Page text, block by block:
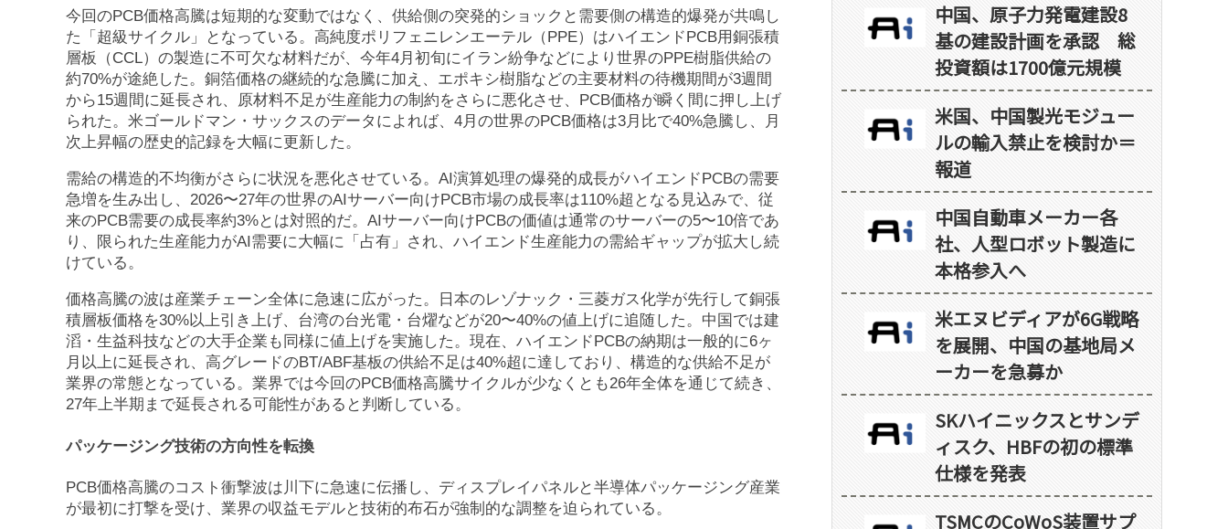
今回のPCB価格高騰は短期的な変動ではなく、供給側の突発的ショックと需要側の構造的爆発が共鳴し
た「超級サイクル」となっている。高純度ポリフェニレンエーテル（PPE）はハイエンドPCB用銅張積
層板（CCL）の製造に不可欠な材料だが、今年4月初旬にイラン紛争などにより世界のPPE樹脂供給の
約70%が途絶した。銅箔価格の継続的な急騰に加え、エポキシ樹脂などの主要材料の待機期間が3週間
から15週間に延長され、原材料不足が生産能力の制約をさらに悪化させ、PCB価格が瞬く間に押し上げ
られた。米ゴールドマン・サックスのデータによれば、4月の世界のPCB価格は3月比で40%急騰し、月
次上昇幅の歴史的記録を大幅に更新した。
需給の構造的不均衡がさらに状況を悪化させている。AI演算処理の爆発的成長がハイエンドPCBの需要
急増を生み出し、2026〜27年の世界のAIサーバー向けPCB市場の成長率は110%超となる見込みで、従
来のPCB需要の成長率約3%とは対照的だ。AIサーバー向けPCBの価値は通常のサーバーの5〜10倍であ
り、限られた生産能力がAI需要に大幅に「占有」され、ハイエンド生産能力の需給ギャップが拡大し続
けている。
価格高騰の波は産業チェーン全体に急速に広がった。日本のレゾナック・三菱ガス化学が先行して銅張
積層板価格を30%以上引き上げ、台湾の台光電・台燿などが20〜40%の値上げに追随した。中国では建
滔・生益科技などの大手企業も同様に値上げを実施した。現在、ハイエンドPCBの納期は一般的に6ヶ
月以上に延長され、高グレードのBT/ABF基板の供給不足は40%超に達しており、構造的な供給不足が
業界の常態となっている。業界では今回のPCB価格高騰サイクルが少なくとも26年全体を通じて続き、
27年上半期まで延長される可能性があると判断している。
パッケージング技術の方向性を転換
PCB価格高騰のコスト衝撃波は川下に急速に伝播し、ディスプレイパネルと半導体パッケージング産業
が最初に打撃を受け、業界の収益モデルと技術的布石が強制的な調整を迫られている。
中国、原子力発電建設8
基の建設計画を承認 総
投資額は1700億元規模
米国、中国製光モジュー
ルの輸入禁止を検討か＝
報道
中国自動車メーカー各
社、人型ロボット製造に
本格参入へ
米エヌビディアが6G戦略
を展開、中国の基地局メ
ーカーを急募か
SKハイニックスとサンデ
ィスク、HBFの初の標準
仕様を発表
TSMCのCoWoS装置サプ